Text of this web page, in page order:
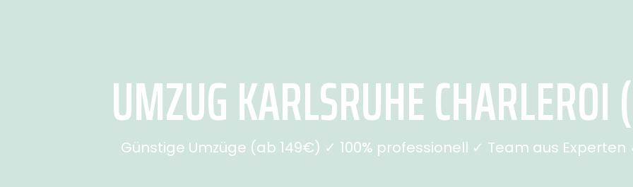
UMZUG KARLSRUHE
Günstige Umzüge (ab 149€) ✓ 100% professionell ✓ Team aus